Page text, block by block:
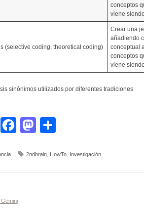
conceptos
viene
(selective coding, theoretical coding)
Crear una
añadiendo
conceptual
conceptos
viene
sinónimos utilizados por diferentes tradiciones
X Facebook
Mastodon
2ndbrain, HowTo, Investigación